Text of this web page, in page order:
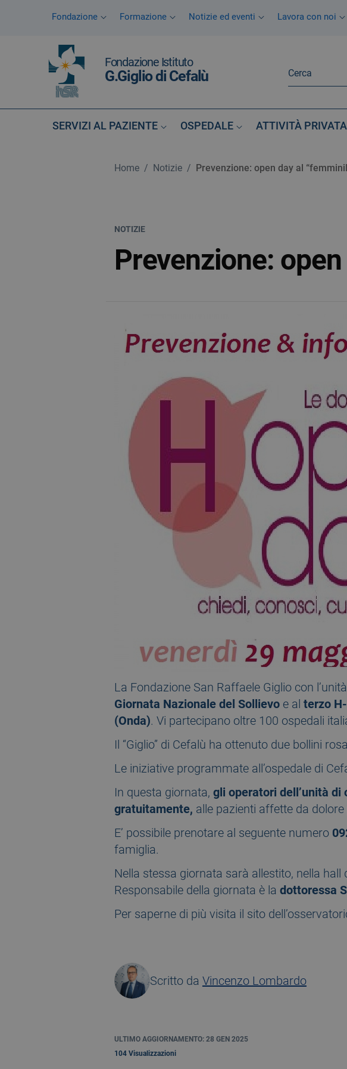
Vai al menu di navigazione
Fondazione Formazione Notizie ed eventi Lavora con noi
Fondazione Istituto
G.Giglio di Cefalù
SERVIZI AL PAZIENTE OSPEDALE ATTIVITÀ PRIVATA
Home / Notizie / Prevenzione: open day al
NOTIZIE
Prevenzione:
La Fondazione San Raffaele Giglio con
Giornata Nazionale del Sollievo e al terzo
(Onda). Vi partecipano oltre 100 ospedali
Il “Giglio” di Cefalù ha ottenuto due bollini
Le iniziative programmate all’ospedale di
In questa giornata, gli operatori dell’unità
gratuitamente, alle pazienti affette da
E’ possibile prenotare al seguente numero
famiglia.
Nella stessa giornata sarà allestito, nella hall
Responsabile della giornata è la dottoressa
Per saperne di più visita il sito
Scritto da Vincenzo Lombardo
ULTIMO AGGIORNAMENTO: 28 GEN 2025
104 Visualizzazioni